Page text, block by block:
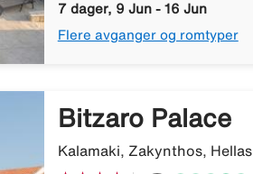
7 dager, 9 Jun - 16 Jun
Flere avganger og romtyper
Bitzaro Palace
Kalamaki, Zakynthos, Hellas